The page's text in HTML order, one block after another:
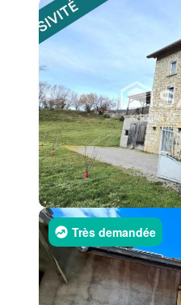
Très demandée